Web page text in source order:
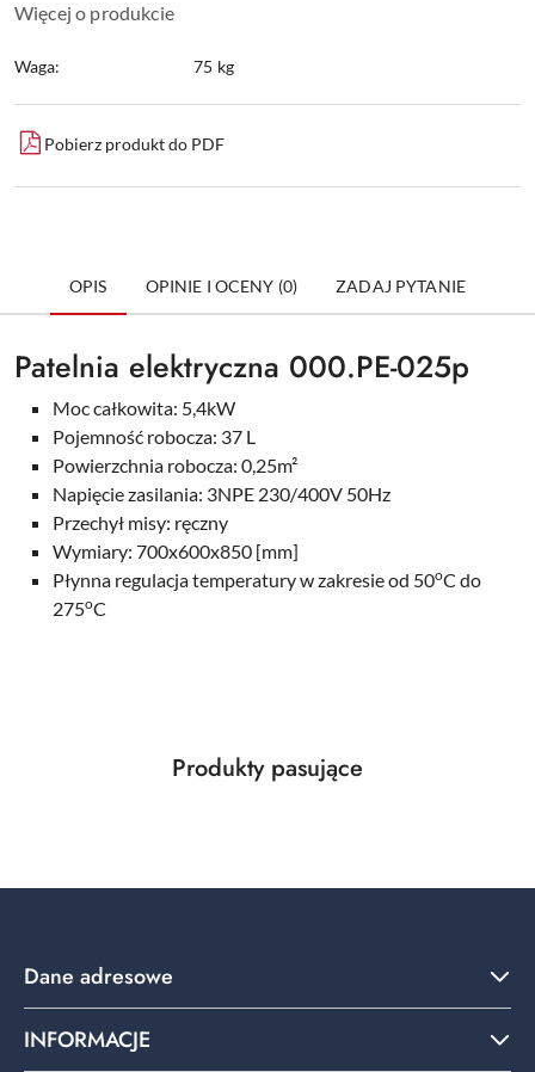
Więcej o produkcie
Waga: 75 kg
Pobierz produkt do PDF
OPIS OPINIE I OCENY (0) ZADAJ PYTANIE
Patelnia elektryczna 000.PE-025p
Moc całkowita: 5,4kW
Pojemność robocza: 37 L
Powierzchnia robocza: 0,25m²
Napięcie zasilania: 3NPE 230/400V 50Hz
Przechył misy: ręczny
Wymiary: 700x600x850 [mm]
Płynna regulacja temperatury w zakresie od 50oC do
275oC
Pomiń karuzelę produktów
Produkty
Produkty pasujące
Dane adresowe
INFORMACJE